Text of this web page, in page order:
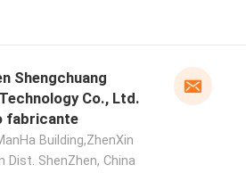
Shengchuang
Co., Ltd.
fabricante
Building,ZhenXin
Dist. ShenZhen, China